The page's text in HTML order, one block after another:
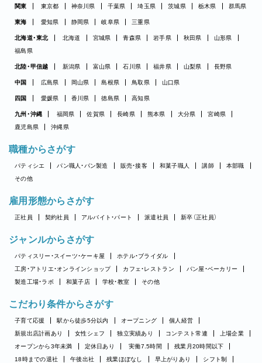
関東 東京都 神奈川県 千葉県 埼玉県 茨城県 栃木県 群馬県
東海 愛知県 静岡県 岐阜県 三重県
北海道・東北 北海道 宮城県 青森県 岩手県 秋田県
山形県
福島県
北陸・甲信越 新潟県 富山県 石川県 福井県 山梨県 長野県
中国 広島県 岡山県 島根県 鳥取県 山口県
四国 愛媛県 香川県 徳島県 高知県
九州・沖縄 福岡県 佐賀県 長崎県 熊本県 大分県
宮崎県
鹿児島県
沖縄県
職種からさがす
パティシエ パン職人・パン製造 販売・接客 和菓子職人 講師
本部職
その他
雇用形態からさがす
正社員 契約社員 アルバイト・パート 派遣社員 新卒（正社員）
ジャンルからさがす
パティスリー・スイーツ・ケーキ屋
ホテル・ブライダル
工房・アトリエ・オンラインショップ
カフェ・レストラン
パン屋・ベーカリー
製造工場・ラボ
和菓子店 学校・教室 その他
こだわり条件からさがす
子育て応援 駅から徒歩5分以内 オープニング
個人経営
新規出店計画あり
女性シェフ 独立実績あり コンテスト常連
上場企業
オープンから3年未満
定休日あり 実働7.5時間
残業月20時間以下
18時までの退社
午後出社 残業ほぼなし 早上がりあり
シフト制